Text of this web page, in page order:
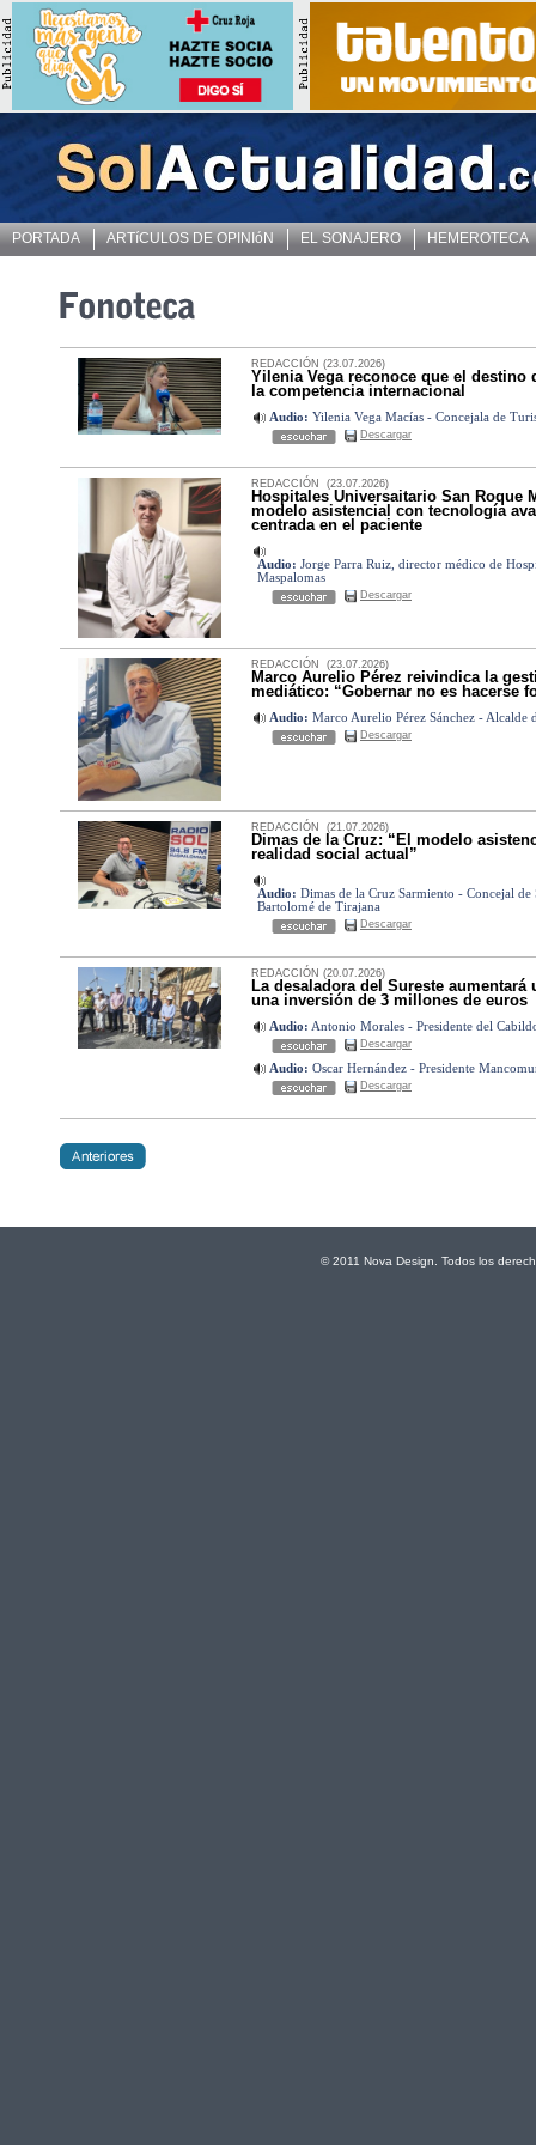
PORTADA ARTíCULOS DE OPINIóN EL SONAJERO HEMEROTECA
REDACCIÓN (23.07.2026)
Yilenia Vega reconoce que el destino
la competencia internacional
Audio: Yilenia Vega Macías - Concejala de
Descargar
REDACCIÓN (23.07.2026)
Hospitales Universaitario San Roque
modelo asistencial con tecnología
centrada en el paciente
Audio: Jorge Parra Ruiz, director médico de
Maspalomas
Descargar
REDACCIÓN (23.07.2026)
Marco Aurelio Pérez reivindica la
mediático: “Gobernar no es hacerse
Audio: Marco Aurelio Pérez Sánchez - Alcalde
Descargar
REDACCIÓN (21.07.2026)
Dimas de la Cruz: “El modelo
realidad social actual”
Audio: Dimas de la Cruz Sarmiento - Concejal
Bartolomé de Tirajana
Descargar
REDACCIÓN (20.07.2026)
La desaladora del Sureste
una inversión de 3 millones de euros
Audio: Antonio Morales - Presidente del
Descargar
Audio: Oscar Hernández - Presidente
Descargar
© 2011 Nova Design. Todos los